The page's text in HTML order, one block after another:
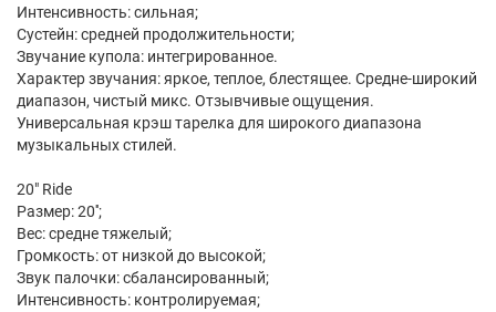
Интенсивность: сильная;
Сустейн: средней продолжительности;
Звучание купола: интегрированное.
Характер звучания: яркое, теплое, блестящее. Средне-широкий
диапазон, чистый микс. Отзывчивые ощущения.
Универсальная крэш тарелка для широкого диапазона
музыкальных стилей.
20" Ride
Размер: 20'';
Вес: средне тяжелый;
Громкость: от низкой до высокой;
Звук палочки: сбалансированный;
Интенсивность: контролируемая;